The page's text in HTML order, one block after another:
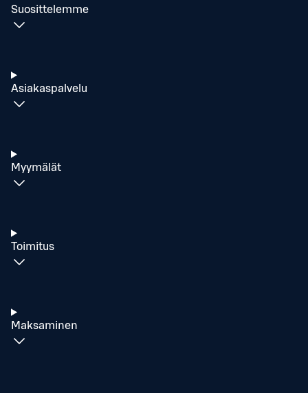
Suosittelemme
Asiakaspalvelu
Myymälät
Toimitus
Maksaminen